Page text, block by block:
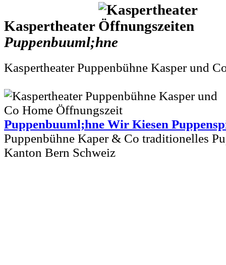
Kaspertheater
Puppenbuuml;hne
Kaspertheater Puppenbühne Kasper und
Puppenbuuml;hne Wir Kiesen
Puppenbühne Kaper & Co traditionelles
Kanton Bern Schweiz